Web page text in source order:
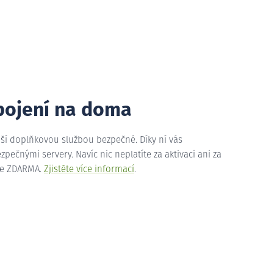
na doma
doplňkovou službou bezpečné. Díky ní vás
servery. Navíc nic neplatíte za aktivaci ani za
ZDARMA. Zjistěte více informací.